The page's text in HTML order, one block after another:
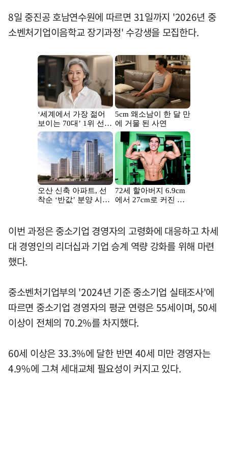
8일 중진공 호남연수원에 따르면 31일까지 '2026년 중
소벤처기업이음학교 장기과정' 수강생을 모집한다.
이번 과정은 중소기업 경영자의 고령화에 대응하고 차세
대 경영인의 리더십과 기업 승계 역량 강화를 위해 마련
했다.
중소벤처기업부의 '2024년 기준 중소기업 실태조사'에
따르면 중소기업 경영자의 평균 연령은 55세이며, 50세
이상이 전체의 70.2%를 차지했다.
60세 이상은 33.3%에 달한 반면 40세 미만 경영자는
4.9%에 그쳐 세대교체 필요성이 커지고 있다.